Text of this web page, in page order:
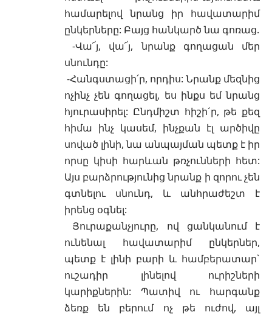
համարելով նրանց իր հավատարիմ
ընկերները: Բայց հանկարծ նա գոռաց.
-Վա՜յ, վա՜յ, նրանք գողացան մեր
սնունդը:
-Հանգստացի՛ր, որդիս: Նրանք մեզնից
ոչինչ չեն գողացել, ես ինքս եմ նրանց
հյուրասիրել: Ընդմիշտ հիշի´ր, թե քեզ
հիմա ինչ կասեմ, ինչքան էլ արծիվը
սոված լինի, նա անպայման պետք է իր
որսը կիսի հարևան թռչունների հետ:
Այս բարձրությունից նրանք ի զորու չեն
գտնելու սնունդ, և անհրաժեշտ է
իրենց օգնել:
Յուրաքանչյուրը, ով ցանկանում է
ունենալ հավատարիմ ընկերներ,
պետք է լինի բարի և համբերատար`
ուշադիր լինելով ուրիշների
կարիքներին: Պատիվ ու հարգանք
ձեռք են բերում ոչ թե ուժով, այլ